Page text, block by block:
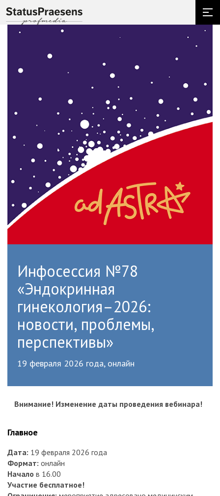
Инфосессия №78
«Эндокринная
гинекология–2026:
новости, проблемы,
перспективы»
19 февраля 2026 года, онлайн
Внимание! Изменение даты проведения вебинара!
Главное
Дата: 19 февраля 2026 года
Формат: онлайн
Начало в 16.00
Участие бесплатное!